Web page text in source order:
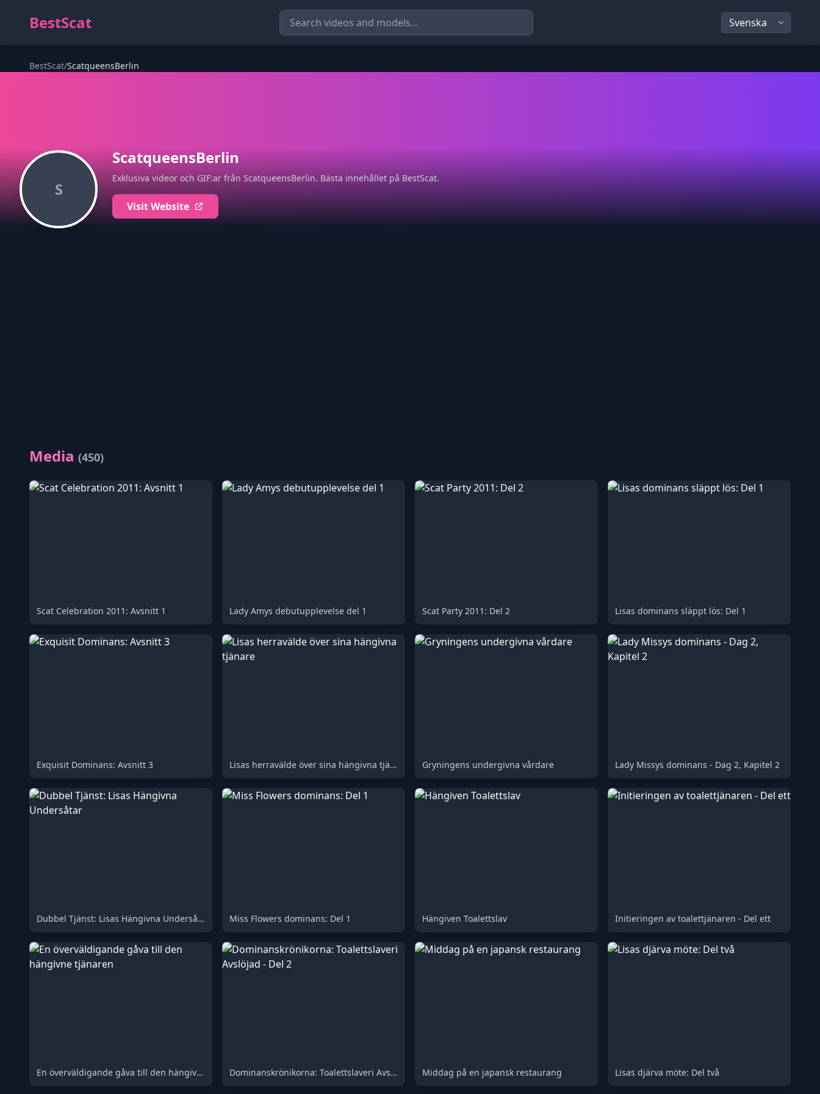
BestScat
BestScat/ScatqueensBerlin
S
ScatqueensBerlin
Exklusiva videor och GIF:ar från ScatqueensBerlin. Bästa innehållet på BestScat.
Visit Website
Media (450)
Scat Celebration 2011: Avsnitt 1 Lady Amys debutupplevelse del 1 Scat Party 2011: Del 2 Lisas dominans släppt lös: Del 1
Exquisit Dominans: Avsnitt 3 Lisas herravälde över sina hängivna tjänare Gryningens undergivna vårdare Lady Missys dominans - Dag 2, Kapitel 2
Dubbel Tjänst: Lisas Hängivna Undersåtar Miss Flowers dominans: Del 1 Hängiven Toalettslav Initieringen av toalettjänaren - Del ett
En överväldigande gåva till den hängivne tjänaren Dominanskrönikorna: Toalettslaveri Avslöjad - Del 2 Middag på en japansk restaurang Lisas djärva möte: Del två